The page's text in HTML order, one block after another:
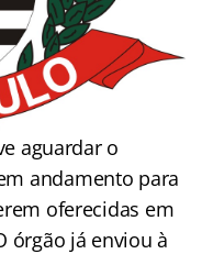
aguardar o
andamento para
oferecidas em
órgão já enviou à